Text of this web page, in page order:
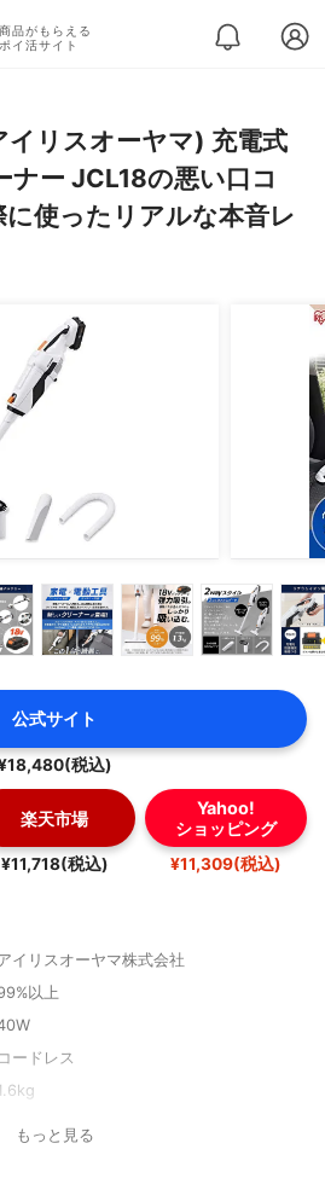
品がもらえる
イ活サイト
リスオーヤマ) 充電式
ナー JCL18の悪い口コ
に使ったリアルな本音レ
公式サイト
税込)
楽天市場
¥11,718(税込)
Yahoo!
ショッピング
¥11,309(税込)
イリスオーヤマ株式会社
以上
コードレス
もっと見る